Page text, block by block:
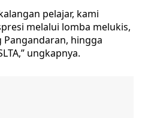
pelajar, kami
melalui lomba melukis,
hingga
ungkapnya.